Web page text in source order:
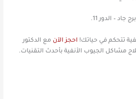
تتحكم في حياتك! احجز الآن مع الدكتور
مشاكل الجيوب الأنفية بأحدث التقنيات.